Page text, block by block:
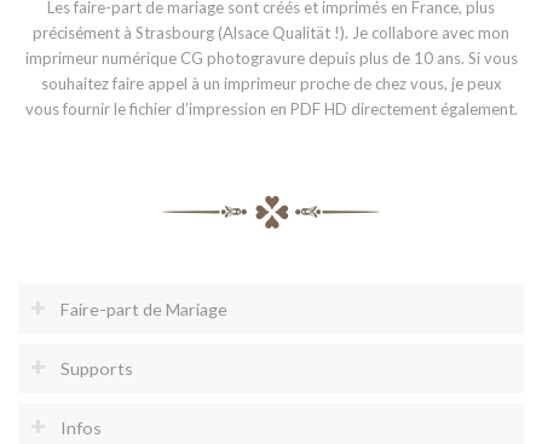
Les faire-part de mariage sont créés et imprimés en France, plus
précisément à Strasbourg (Alsace Qualität !). Je collabore avec mon
imprimeur numérique CG photogravure depuis plus de 10 ans. Si vous
souhaitez faire appel à un imprimeur proche de chez vous, je peux
vous fournir le fichier d’impression en PDF HD directement également.
Faire-part de Mariage
Supports